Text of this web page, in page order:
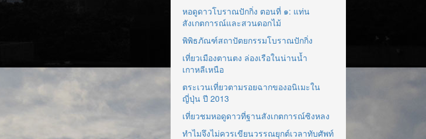
หอดูดาวโบราณปักกิ่ง ตอนที่ ๑: แท่น
สังเกตการณ์และสวนดอกไม้
พิพิธภัณฑ์สถาปัตยกรรมโบราณปักกิ่ง
เที่ยวเมืองตานตง ล่องเรือในน่านน้ำ
เกาหลีเหนือ
ตระเวนเที่ยวตามรอยฉากของอนิเมะใน
ญี่ปุ่น ปี 2013
เที่ยวชมหอดูดาวที่ฐานสังเกตการณ์ซิงหลง
ทำไมจึงไม่ควรเขียนวรรณยุกต์เวลาทับศัพท์